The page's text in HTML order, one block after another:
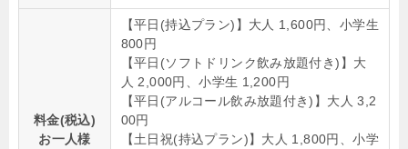
料金(税込)
お一人様
【平日(持込プラン)】大人 1,600円、小学生
800円
【平日(ソフトドリンク飲み放題付き)】大
人 2,000円、小学生 1,200円
【平日(アルコール飲み放題付き)】大人 3,2
00円
【土日祝(持込プラン)】大人 1,800円、小学